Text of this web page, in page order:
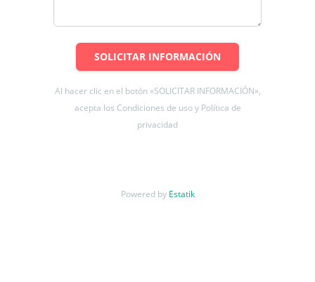
SOLICITAR INFORMACIÓN
Al hacer clic en el botón «SOLICITAR INFORMACIÓN»,
acepta los Condiciones de uso y Política de
privacidad
Powered by Estatik